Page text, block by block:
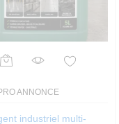
ANNONCE
industriel multi-